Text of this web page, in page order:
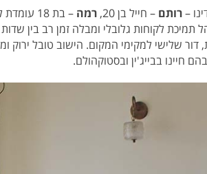
–רותם – חייל בן 20, רמה – בת 18 עומדת לפני גיוס,
תמיכת לקוחות גלובלי ומבלה זמן רב בין
שלישי למקימי המקום. הישוב טובל ירוק
חיינו בבייג'ין ובסטוקהולם.